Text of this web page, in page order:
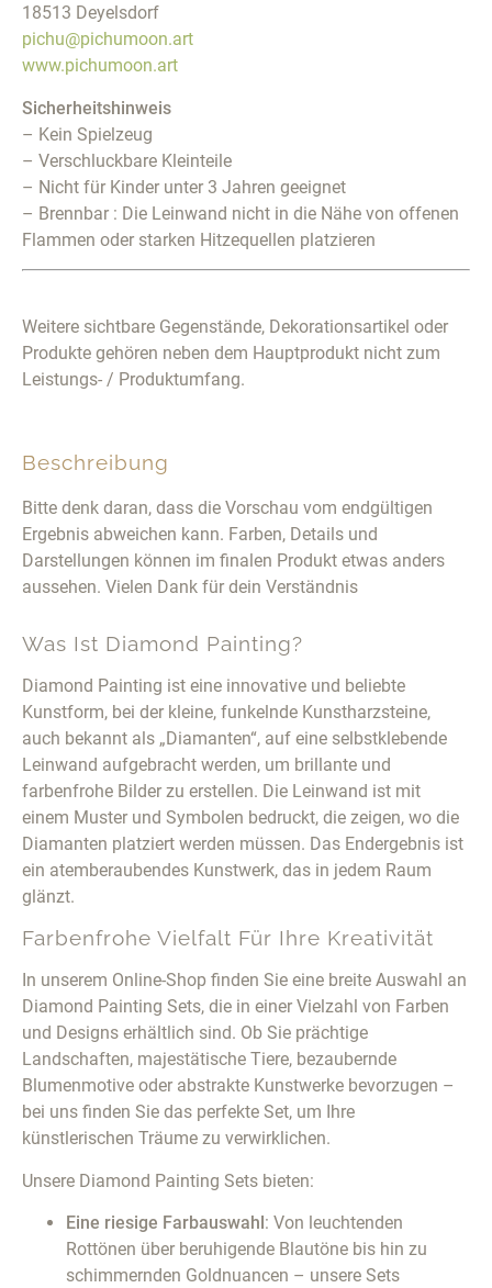
Beschreibung
Bitte denk daran, dass die Vorschau vom endgültigen
Ergebnis abweichen kann. Farben, Details und
Darstellungen können im finalen Produkt etwas anders
aussehen. Vielen Dank für dein Verständnis
Was Ist Diamond Painting?
Diamond Painting ist eine innovative und beliebte
Kunstform, bei der kleine, funkelnde Kunstharzsteine,
auch bekannt als „Diamanten“, auf eine selbstklebende
Leinwand aufgebracht werden, um brillante und
farbenfrohe Bilder zu erstellen. Die Leinwand ist mit
einem Muster und Symbolen bedruckt, die zeigen, wo die
Diamanten platziert werden müssen. Das Endergebnis ist
ein atemberaubendes Kunstwerk, das in jedem Raum
glänzt.
Farbenfrohe Vielfalt Für Ihre Kreativität
In unserem Online-Shop finden Sie eine breite Auswahl an
Diamond Painting Sets, die in einer Vielzahl von Farben
und Designs erhältlich sind. Ob Sie prächtige
Landschaften, majestätische Tiere, bezaubernde
Blumenmotive oder abstrakte Kunstwerke bevorzugen –
bei uns finden Sie das perfekte Set, um Ihre
künstlerischen Träume zu verwirklichen.
Unsere Diamond Painting Sets bieten:
Eine riesige Farbauswahl : Von leuchtenden
Rottönen über beruhigende Blautöne bis hin zu
schimmernden Goldnuancen – unsere Sets
18513 Deyelsdorf
pichu@pichumoon.art
www.pichumoon.art
Sicherheitshinweis
– Kein Spielzeug
– Verschluckbare Kleinteile
– Nicht für Kinder unter 3 Jahren geeignet
– Brennbar : Die Leinwand nicht in die Nähe von offenen
Flammen oder starken Hitzequellen platzieren
Weitere sichtbare Gegenstände, Dekorationsartikel oder
Produkte gehören neben dem Hauptprodukt nicht zum
Leistungs- / Produktumfang.